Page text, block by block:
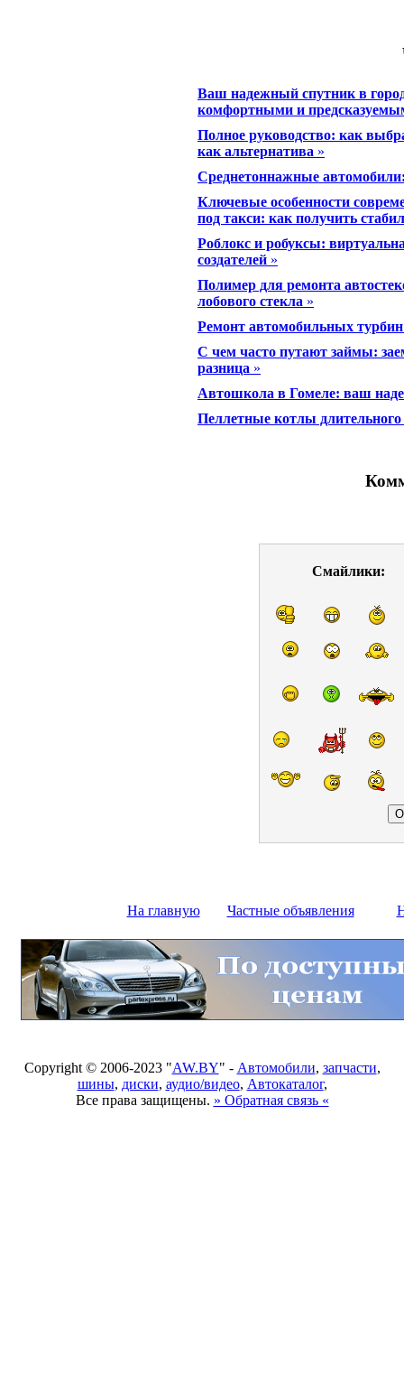
Ваш надежный спутник в
комфортными и
Полное руководство: как
как альтернатива »
Среднетоннажные
Ключевые особенности
под такси: как получить
Роблокс и робуксы:
создателей »
Полимер для ремонта
лобового стекла »
Ремонт автомобильных
С чем часто путают займы:
разница »
Автошкола в Гомеле: ваш
Пеллетные котлы
Смайлики:
На главную Частные объявления
Copyright © 2006-2023 "AW.BY" - Автомобили, запчасти,
шины, диски, аудио/видео, Автокаталог,
Все права защищены. » Обратная связь «